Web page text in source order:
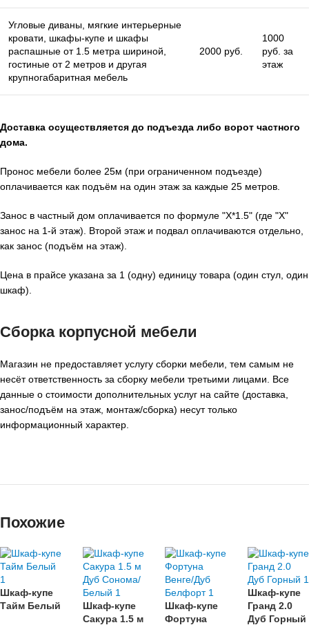
Угловые диваны, мягкие интерьерные
кровати, шкафы-купе и шкафы
распашные от 1.5 метра шириной,
гостиные от 2 метров и другая
крупногабаритная мебель
2000 руб.
1000
руб. за
этаж
Доставка осуществляется до подъезда либо ворот частного
дома.
Пронос мебели более 25м (при ограниченном подъезде)
оплачивается как подъём на один этаж за каждые 25 метров.
Занос в частный дом оплачивается по формуле "X*1.5" (где "X"
занос на 1-й этаж). Второй этаж и подвал оплачиваются отдельно,
как занос (подъём на этаж).
Цена в прайсе указана за 1 (одну) единицу товара (один стул, один
шкаф).
Сборка корпусной мебели
Магазин не предоставляет услугу сборки мебели, тем самым не
несёт ответственность за сборку мебели третьими лицами. Все
данные о стоимости дополнительных услуг на сайте (доставка,
занос/подъём на этаж, монтаж/сборка) несут только
информационный характер.
Похожие
Шкаф-купе
Тайм Белый
Шкаф-купе
Сакура 1.5 м
Шкаф-купе
Фортуна
Шкаф-купе
Гранд 2.0
Дуб Горный